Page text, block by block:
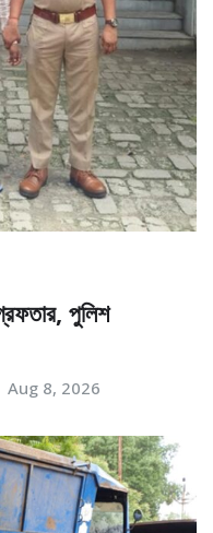
পুলিশ
Aug 8, 2026